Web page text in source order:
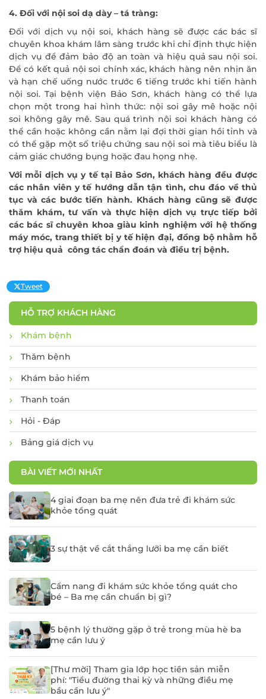
ĐĂNG KÝ KHÁM
4. Đối với nội soi dạ dày – tá tràng:
Đối với dịch vụ nội soi, khách hàng sẽ được các bác sĩ
chuyên khoa khám lâm sàng trước khi chỉ định thực hiện
dịch vụ để đảm bảo độ an toàn và hiệu quả sau nội soi.
Để có kết quả nội soi chính xác, khách hàng nên nhịn ăn
và hạn chế uống nước trước 6 tiếng trước khi tiến hành
nội soi. Tại bệnh viện Bảo Sơn, khách hàng có thể lựa
chọn một trong hai hình thức: nội soi gây mê hoặc nội
soi không gây mê. Sau quá trình nội soi khách hàng có
thể cần hoặc không cần nằm lại đợi thời gian hồi tỉnh và
có thể gặp một số triệu chứng sau nội soi mà tiêu biểu là
cảm giác chướng bụng hoặc đau họng nhẹ.
Với mỗi dịch vụ y tế tại Bảo Sơn, khách hàng đều được
các nhân viên y tế hướng dẫn tận tình, chu đáo về thủ
tục và các bước tiến hành. Khách hàng cũng sẽ được
thăm khám, tư vấn và thực hiện dịch vụ trực tiếp bởi
các bác sĩ chuyên khoa giàu kinh nghiệm với hệ thống
máy móc, trang thiết bị y tế hiện đại, đồng bộ nhằm hỗ
trợ hiệu quả công tác chẩn đoán và điều trị bệnh.
Tweet
HỖ TRỢ KHÁCH HÀNG
Khám bệnh
Thăm bệnh
Khám bảo hiểm
Thanh toán
Hỏi - Đáp
Bảng giá dịch vụ
BÀI VIẾT MỚI NHẤT
4 giai đoạn ba mẹ nên đưa trẻ đi khám sức
khỏe tổng quát
3 sự thật về cắt thắng lưỡi ba mẹ cần biết
Cẩm nang đi khám sức khỏe tổng quát cho
bé – Ba mẹ cần chuẩn bị gì?
5 bệnh lý thường gặp ở trẻ trong mùa hè ba
mẹ cần lưu ý
[Thư mời] Tham gia lớp học tiền sản miễn
phí: "Tiểu đường thai kỳ và những điều mẹ
bầu cần lưu ý"